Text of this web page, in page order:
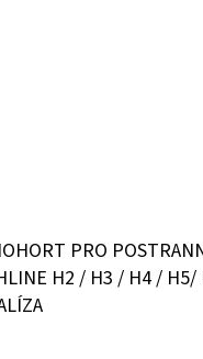
PRO
H2 / H3 / H4 / H5/